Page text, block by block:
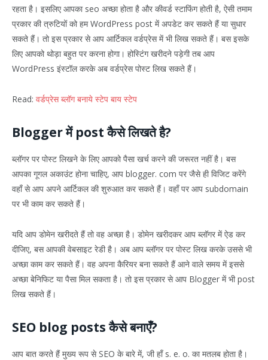
रहता है। इसलिए आपका seo अच्छा होता है और कीवर्ड स्टाफिंग होती है, ऐसी तमाम
प्रकार की त्रुटियों को हम WordPress post में अपडेट कर सकते हैं या सुधार
सकते हैं। तो इस प्रकार से आप आर्टिकल वर्डप्रेस में भी लिख सकते हैं। बस इसके
लिए आपको थोड़ा बहुत पर करना होगा। होस्टिंग खरीदने पड़ेगी तब आप
WordPress इंस्टॉल करके अब वर्डप्रेस पोस्ट लिख सकते हैं।
Read: वर्डप्रेस ब्लॉग बनाये स्टेप बाय स्टेप
Blogger में post कैसे लिखते है?
ब्लॉगर पर पोस्ट लिखने के लिए आपको पैसा खर्च करने की जरूरत नहीं है। बस
आपका गूगल अकाउंट होना चाहिए, आप blogger. com पर जैसे ही विजिट करेंगे
वहाँ से आप अपने आर्टिकल की शुरुआत कर सकते हैं। वहाँ पर आप subdomain
पर भी काम कर सकते हैं।
यदि आप डोमेन खरीदते हैं तो वह अच्छा है। डोमेन खरीदकर आप ब्लॉगर में ऐड कर
दीजिए, बस आपकी वेबसाइट रेडी है। अब आप ब्लॉगर पर पोस्ट लिख करके उससे भी
अच्छा काम कर सकते हैं। वह अपना कैरियर बना सकते हैं आने वाले समय में इससे
अच्छा बेनिफिट या पैसा मिल सकता है। तो इस प्रकार से आप Blogger में भी post
लिख सकते हैं।
SEO blog posts कैसे बनाएँ?
आप बात करते हैं मुख्य रूप से SEO के बारे में, जी हाँ s. e. o. का मतलब होता है।